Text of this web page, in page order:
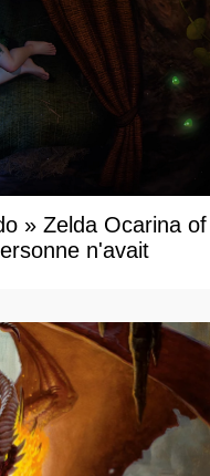
» Zelda Ocarina of
n'avait